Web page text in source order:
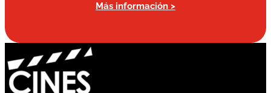
Más información >